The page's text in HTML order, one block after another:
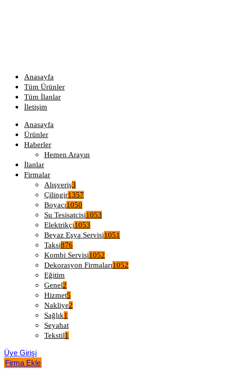
Anasayfa
Tüm Ürünler
Tüm İlanlar
İletişim
Anasayfa
Ürünler
Haberler
Hemen Arayın
İlanlar
Firmalar
Alışveriş3
Çilingir1357
Boyacı1050
Su Tesisatcisi1053
Elektrikçi1053
Beyaz Eşya Servisi1051
Taksi876
Kombi Servisi1052
Dekorasyon Firmaları1052
Eğitim
Genel2
Hizmet5
Nakliye2
Sağlık1
Seyahat
Tekstil1
Üye Girişi
Firma Ekle